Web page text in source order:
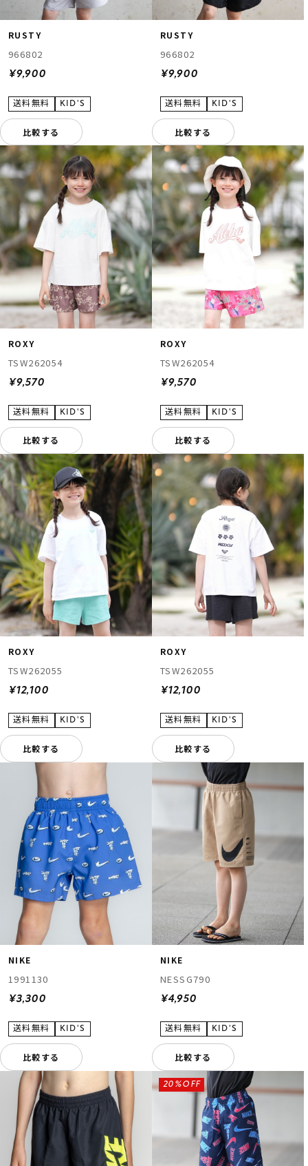
RUSTY
966802
¥9,900
比較する
RUSTY
966802
¥9,900
比較する
ROXY
TSW262054
¥9,570
比較する
ROXY
TSW262054
¥9,570
比較する
ROXY
TSW262055
¥12,100
比較する
ROXY
TSW262055
¥12,100
比較する
NIKE
1991130
¥3,300
比較する
NIKE
NESSG790
¥4,950
比較する
20%OFF